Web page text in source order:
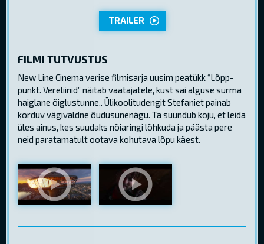
TRAILER
FILMI TUTVUSTUS
New Line Cinema verise filmisarja uusim peatükk “Lõpp-
punkt. Vereliinid” näitab vaatajatele, kust sai alguse surma
haiglane õiglustunne.. Ülikoolitudengit Stefaniet painab
korduv vägivaldne õudusunenägu. Ta suundub koju, et leida
üles ainus, kes suudaks nõiaringi lõhkuda ja päästa pere
neid paratamatult ootava kohutava lõpu käest.